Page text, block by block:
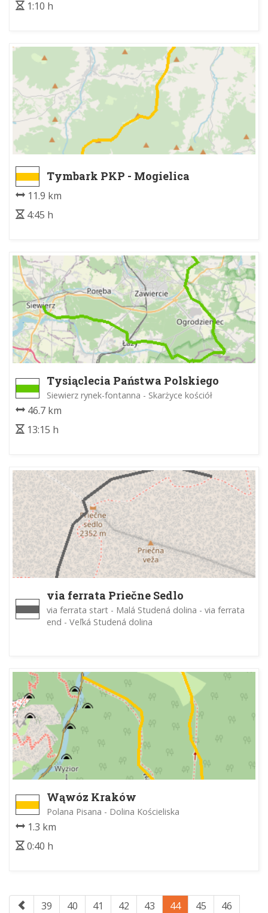
1:10 h
Tymbark PKP - Mogielica
11.9 km
4:45 h
Tysiąclecia Państwa Polskiego
Siewierz rynek-fontanna - Skarżyce kościół
46.7 km
13:15 h
via ferrata Priečne Sedlo
via ferrata start - Malá Studená dolina - via ferrata
end - Veľká Studená dolina
Wąwóz Kraków
Polana Pisana - Dolina Kościeliska
1.3 km
0:40 h
39 40 41 42 43 44 45
46